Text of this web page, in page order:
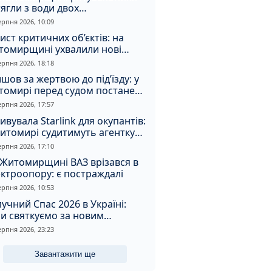
з води двох
2026, 10:09
критичних об’єктів: на
ухвалили нові
з безпеки
2026, 18:18
за жертвою до під’їзду: у
перед судом постане
2026, 17:57
Starlink для окупантів:
судитимуть агентку
2026, 17:10
ВАЗ врізався в
є постраждалі
2026, 10:53
Спас 2026 в Україні:
святкуємо за новим
що святять та
прикмети дня
2026, 23:23
Завантажити ще